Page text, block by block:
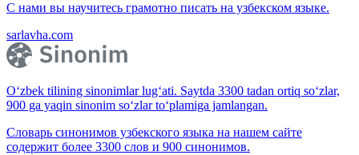
С нами вы научитесь грамотно писать на узбекском языке.
sarlavha.com
O‘zbek tilining sinonimlar lug‘ati. Saytda 3300 tadan ortiq so‘zlar,
900 ga yaqin sinonim so‘zlar to‘plamiga jamlangan.
Словарь синонимов узбекского языка на нашем сайте
содержит более 3300 слов и 900 синонимов.